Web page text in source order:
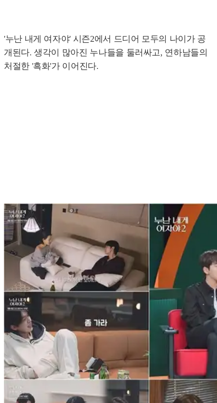
'누난 내게 여자야' 시즌2에서 드디어 모두의 나이가 공
개된다. 생각이 많아진 누나들을 둘러싸고, 연하남들의
처절한 '흑화'가 이어진다.